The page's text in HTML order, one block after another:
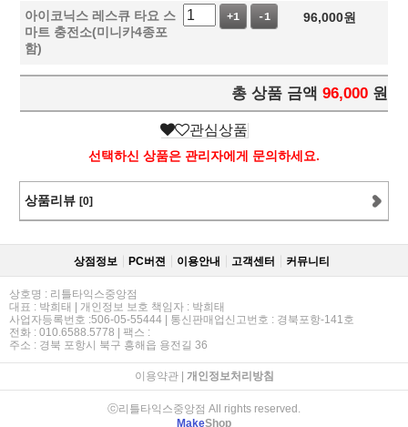
아이코닉스 레스큐 타요 스
마트 충전소(미니카4종포
함)
+1 -1 96,000원
총 상품 금액 96,000 원
관심상품
선택하신 상품은 관리자에게 문의하세요.
상품리뷰 [0]
상점정보 PC버젼 이용안내 고객센터 커뮤니티
상호명 : 리틀타익스중앙점
대표 : 박희태 | 개인정보 보호 책임자 : 박희태
사업자등록번호 :506-05-55444 | 통신판매업신고번호 : 경북포항-141호
전화 : 010.6588.5778 | 팩스 :
주소 : 경북 포항시 북구 흥해읍 용전길 36
이용약관| 개인정보처리방침
ⓒ리틀타익스중앙점 All rights reserved.
MakeShop